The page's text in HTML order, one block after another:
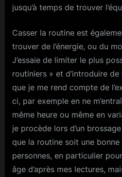
jusqu’à temps de trouver
Casser la routine est
trouver de l’énergie, ou du
J’essaie de limiter le plus
routiniers » et d’introduire
que je me rend compte de
ci, par exemple en ne
même heure ou même en
je procède lors d’un
que la routine soit une
personnes, en particulier
âge d’après mes lectures,